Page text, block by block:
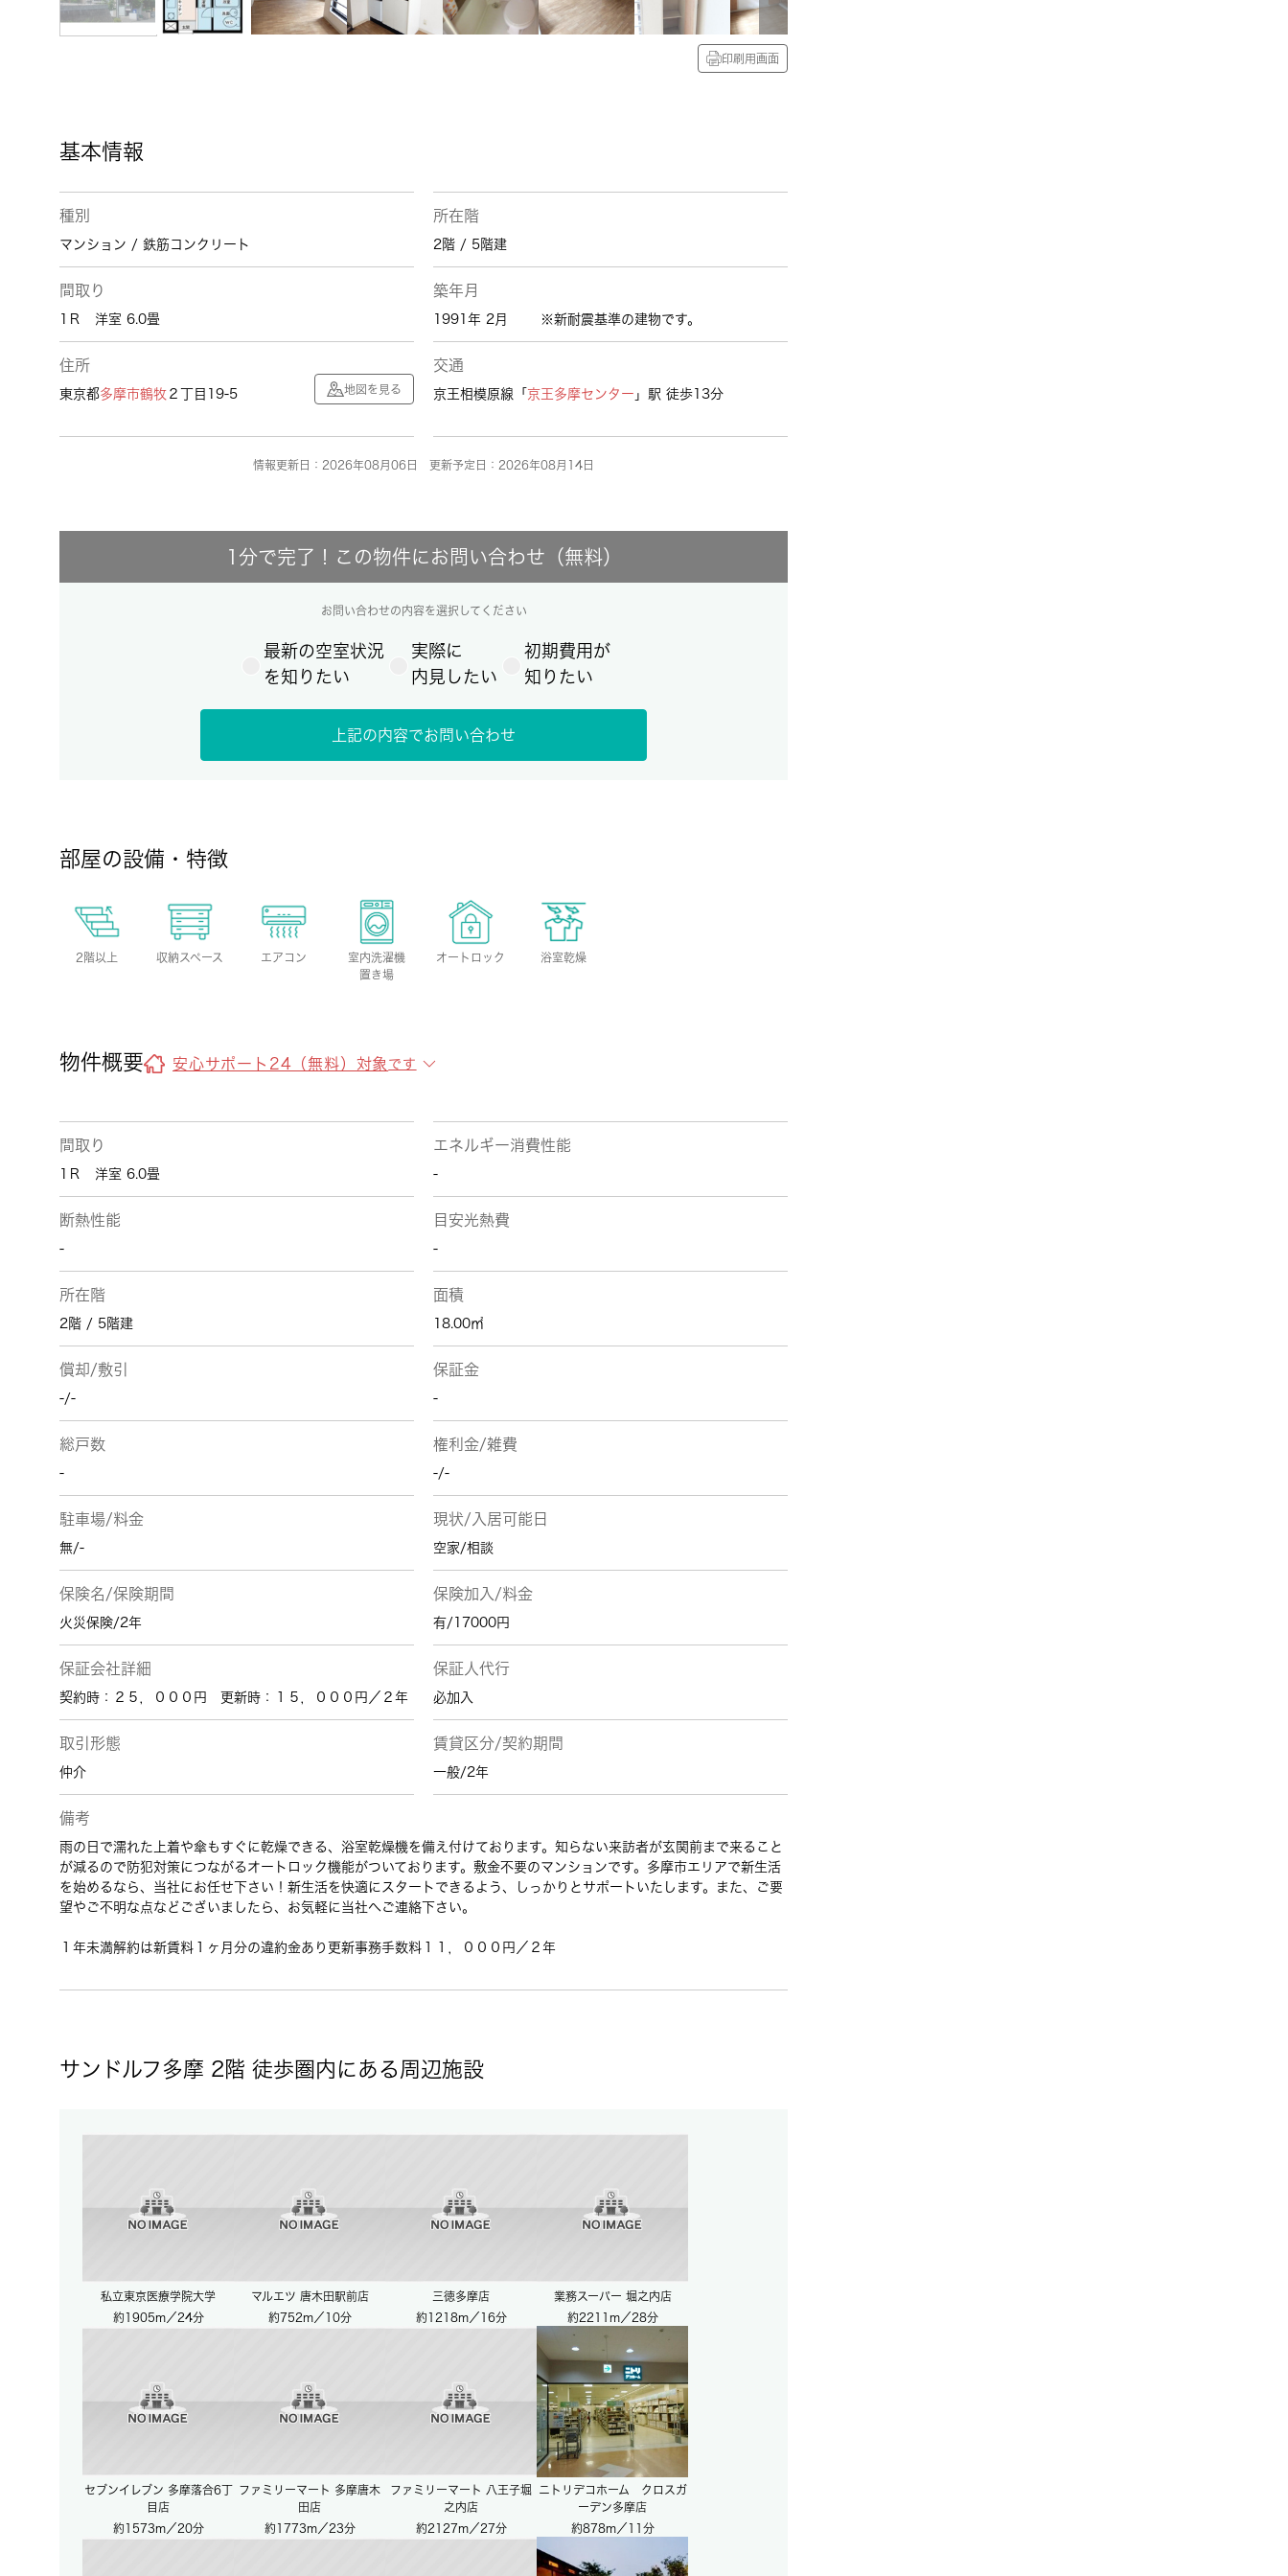
印刷用画面
基本情報
種別
マンション / 鉄筋コンクリート
所在階
2階 / 5階建
間取り
1Ｒ 洋室 6.0畳
築年月
1991年 2月 ※新耐震基準の建物です。
住所
東京都多摩市鶴牧 ２丁目19-5 地図を見る
交通
京王相模原線「 京王多摩センター 」駅 徒歩13分
情報更新日：2026年08月06日 更新予定日：2026年08月14日
1分で完了！この物件にお問い合わせ（無料）
お問い合わせの内容を選択してください
最新の空室状況
を知りたい
実際に
内見したい
初期費用が
知りたい
上記の内容でお問い合わせ
部屋の設備・特徴
2階以上 収納スペース エアコン
室内洗濯機
置き場
オートロック 浴室乾燥
物件概要 安心サポート24（無料）対象 です
間取り
1Ｒ 洋室 6.0畳
エネルギー消費性能
-
断熱性能
-
目安光熱費
-
所在階
2階 / 5階建
面積
18.00㎡
償却/敷引
-/-
保証金
-
総戸数
-
権利金/雑費
-/-
駐車場/料金
無/-
現状/入居可能日
空家/相談
保険名/保険期間
火災保険/2年
保険加入/料金
有/17000円
保証会社詳細
契約時：２５，０００円 更新時：１５，０００円／２年
保証人代行
必加入
取引形態
仲介
賃貸区分/契約期間
一般/2年
備考
雨の日で濡れた上着や傘もすぐに乾燥できる、浴室乾燥機を備え付けております。知らない来訪者が玄関前まで来ること
が減るので防犯対策につながるオートロック機能がついております。敷金不要のマンションです。多摩市エリアで新生活
を始めるなら、当社にお任せ下さい！新生活を快適にスタートできるよう、しっかりとサポートいたします。また、ご要
望やご不明な点などございましたら、お気軽に当社へご連絡下さい。
１年未満解約は新賃料１ヶ月分の違約金あり更新事務手数料１１，０００円／２年
サンドルフ多摩 2階 徒歩圏内にある周辺施設
私立東京医療学院大学
約1905m／24分
マルエツ 唐木田駅前店
約752m／10分
三徳多摩店
約1218m／16分
業務スーパー 堀之内店
約2211m／28分
セブンイレブン 多摩落合6丁
目店
約1573m／20分
ファミリーマート 多摩唐木
田店
約1773m／23分
ファミリーマート 八王子堀
之内店
約2127m／27分
ニトリデコホーム クロスガ
ーデン多摩店
約878m／11分